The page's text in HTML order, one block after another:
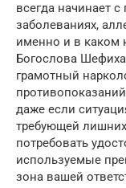
всегда начинает
заболеваниях,
именно и в каком
Богослова
грамотный
даже если
требующей
потребовать
используемые
зона вашей